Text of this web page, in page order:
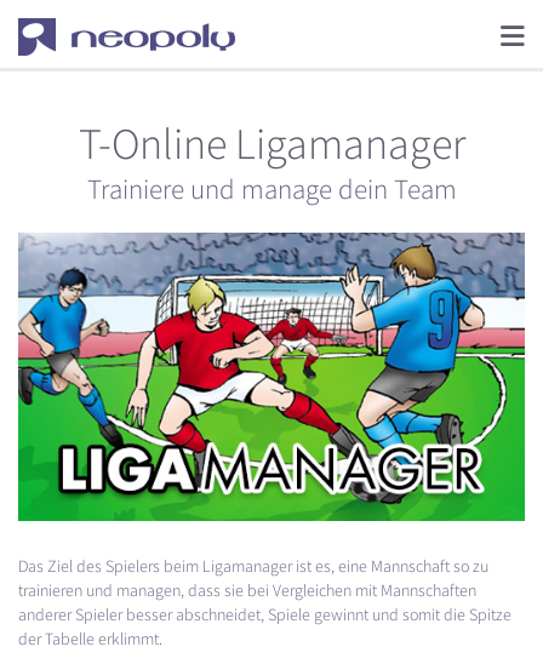
T-Online Ligamanager
Trainiere und manage dein Team
Das Ziel des Spielers beim Ligamanager ist es, eine Mannschaft so zu
trainieren und managen, dass sie bei Vergleichen mit Mannschaften
anderer Spieler besser abschneidet, Spiele gewinnt und somit die Spitze
der Tabelle erklimmt.